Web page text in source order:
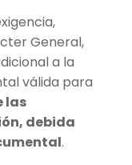
General,
a la
válida para
las
debida
.